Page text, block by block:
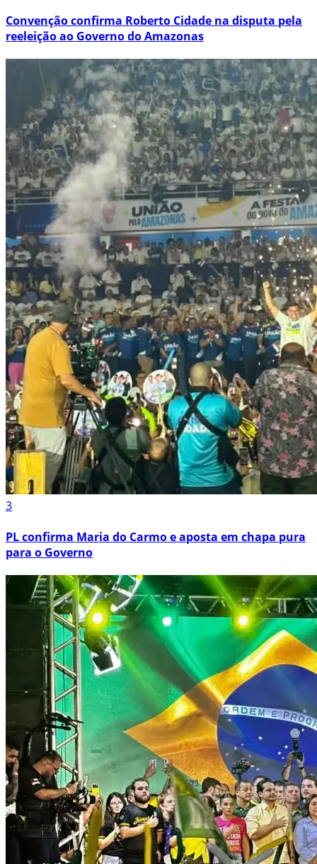
Convenção confirma Roberto Cidade na disputa pela
reeleição ao Governo do Amazonas
3
PL confirma Maria do Carmo e aposta em chapa pura
para o Governo